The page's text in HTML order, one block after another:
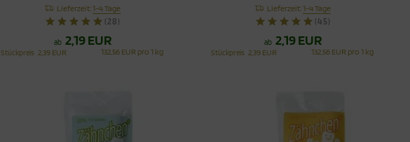
Lieferzeit:1-4 Tage
(28)
ab 2,19 EUR
Stückpreis 2,39 EUR 132,56 EUR pro 1 kg
Lieferzeit:1-4 Tage
(45)
ab 2,19 EUR
Stückpreis 2,39 EUR 132,56 EUR pro 1 kg